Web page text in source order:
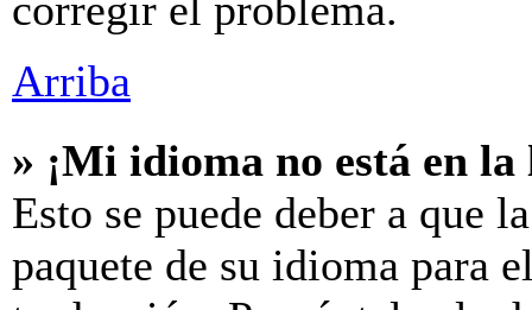
Arriba
» ¡Mi idioma no está en
Esto se puede deber a que
paquete de su idioma para